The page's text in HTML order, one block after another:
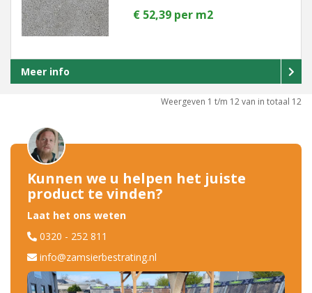
€ 52,39 per m2
Meer info
Weergeven 1 t/m 12 van in totaal 12
Kunnen we u helpen het juiste
product te vinden?
Laat het ons weten
0320 - 252 811
info@zamsierbestrating.nl